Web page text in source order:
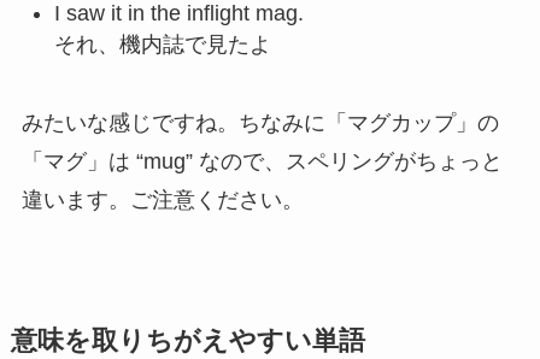
I saw it in the inflight mag.
それ、機内誌で見たよ
みたいな感じですね。ちなみに「マグカップ」の
「マグ」は “mug” なので、スペリングがちょっと
違います。ご注意ください。
意味を取りちがえやすい単語